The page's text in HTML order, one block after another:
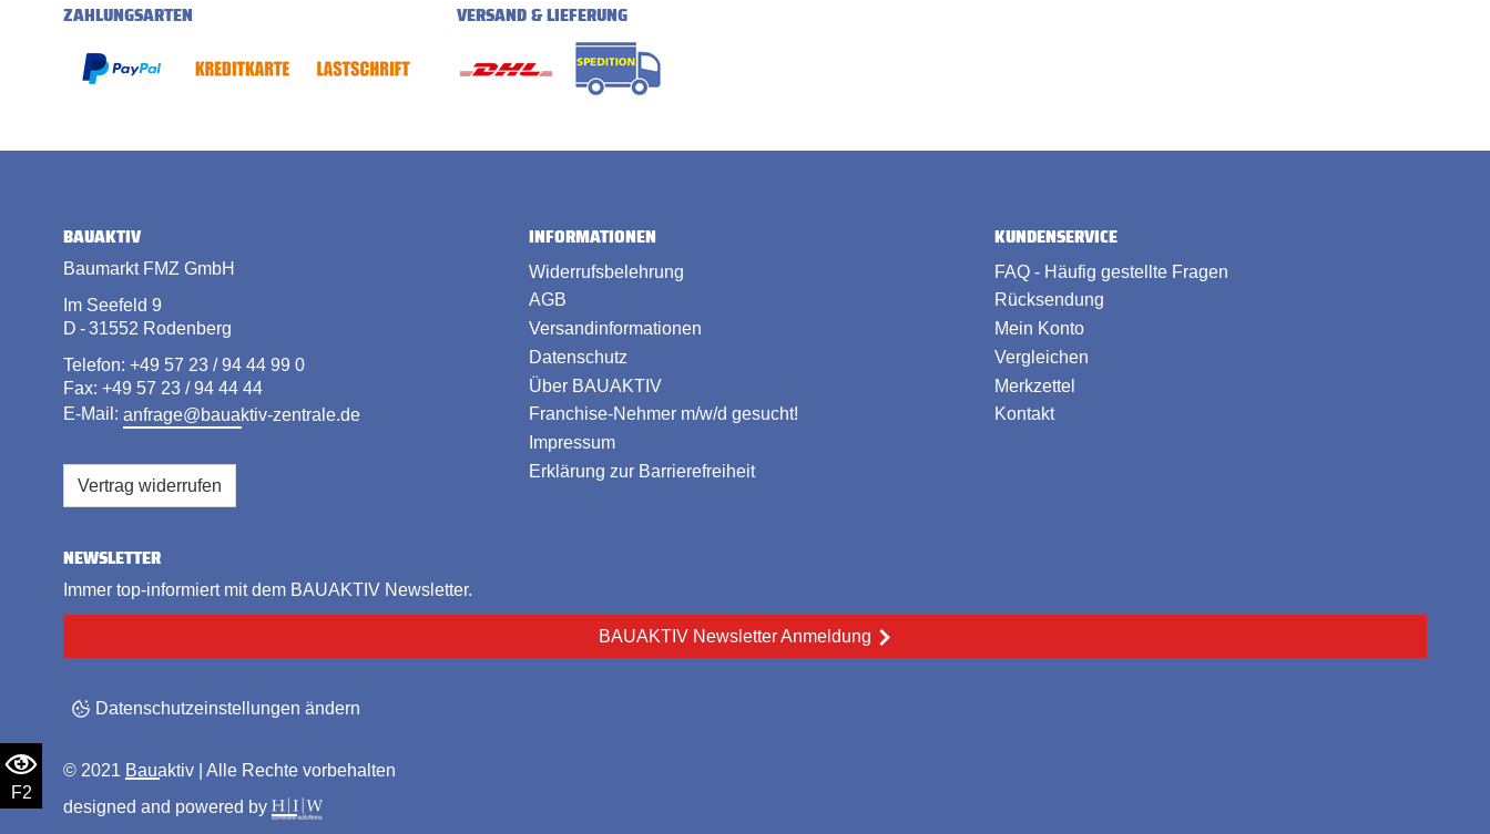
F2
ZAHLUNGSARTEN VERSAND & LIEFERUNG
BAUAKTIV
Baumarkt FMZ GmbH
Im Seefeld 9
D - 31552 Rodenberg
Telefon: +49 57 23 / 94 44 99 0
Fax: +49 57 23 / 94 44 44
E-Mail: anfrage@bauaktiv-zentrale.de
Vertrag widerrufen
INFORMATIONEN
Widerrufsbelehrung
AGB
Versandinformationen
Datenschutz
Über BAUAKTIV
Franchise-Nehmer m/w/d gesucht!
Impressum
Erklärung zur Barrierefreiheit
KUNDENSERVICE
FAQ - Häufig gestellte Fragen
Rücksendung
Mein Konto
Vergleichen
Merkzettel
Kontakt
NEWSLETTER
Immer top-informiert mit dem BAUAKTIV Newsletter.
BAUAKTIV Newsletter Anmeldung
Datenschutzeinstellungen ändern
© 2021 Bauaktiv | Alle Rechte vorbehalten
designed and powered by